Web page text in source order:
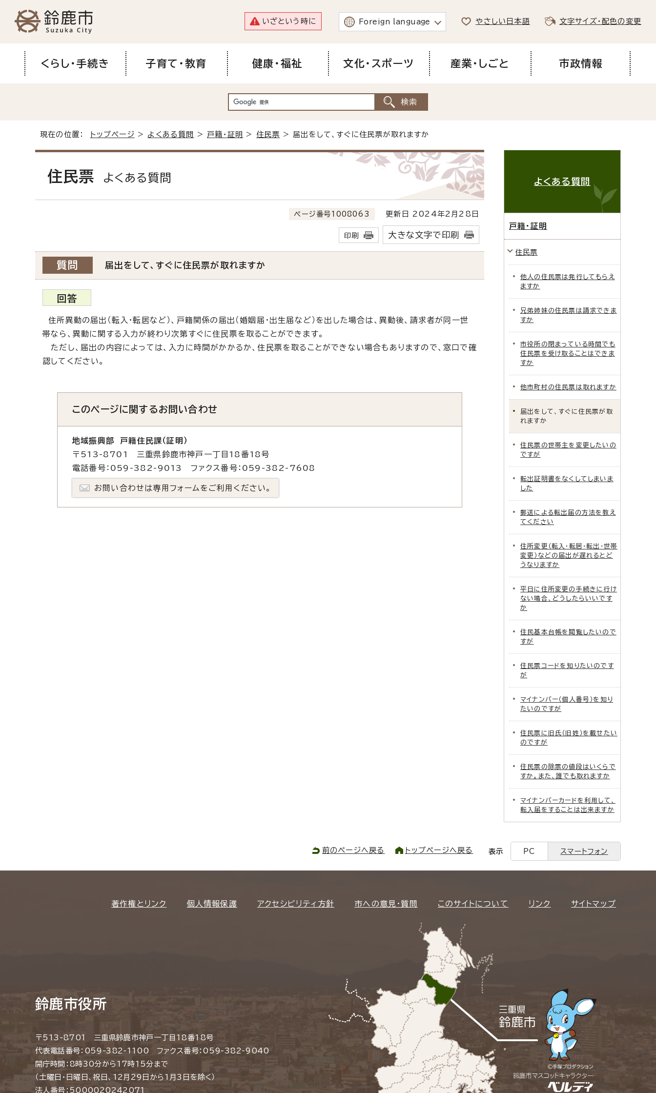
いざという時に Foreign language やさしい日本語 文字サイズ・配色の変更
くらし・手続き 子育て・教育 健康・福祉 文化・スポーツ 産業・しごと 市政情報
現在の位置： トップページ > よくある質問 > 戸籍・証明 > 住民票 > 届出をして、すぐに住民票が取れますか
住民票 よくある質問
ページ番号1008063 更新日 2024年2月28日
印刷 大きな文字で印刷
質問 届出をして、すぐに住民票が取れますか
回答
住所異動の届出（転入・転居など）、戸籍関係の届出（婚姻届・出生届など）を出した場合は、異動後、請求者が同一世
帯なら、異動に関する入力が終わり次第すぐに住民票を取ることができます。
ただし、届出の内容によっては、入力に時間がかかるか、住民票を取ることができない場合もありますので、窓口で確
認してください。
このページに関するお問い合わせ
地域振興部 戸籍住民課（証明）
〒513-8701 三重県鈴鹿市神戸一丁目18番18号
電話番号：059-382-9013 ファクス番号：059-382-7608
お問い合わせは専用フォームをご利用ください。
よくある質問
戸籍・証明
住民票
他人の住民票は発行してもらえ
ますか
兄弟姉妹の住民票は請求できま
すか
市役所の閉まっている時間でも
住民票を受け取ることはできま
すか
他市町村の住民票は取れますか
届出をして、すぐに住民票が取
れますか
住民票の世帯主を変更したいの
ですが
転出証明書をなくしてしまいま
した
郵送による転出届の方法を教え
てください
住所変更（転入・転居・転出・世帯
変更）などの届出が遅れるとど
うなりますか
平日に住所変更の手続きに行け
ない場合、どうしたらいいです
か
住民基本台帳を閲覧したいので
すが
住民票コードを知りたいのです
が
マイナンバー（個人番号）を知り
たいのですが
住民票に旧氏（旧姓）を載せたい
のですが
住民票の除票の値段はいくらで
すか。また、誰でも取れますか
マイナンバーカードを利用して、
転入届をすることは出来ますか
前のページへ戻る トップページへ戻る 表示 PC スマートフォン
著作権とリンク 個人情報保護 アクセシビリティ方針 市への意見・質問 このサイトについて リンク サイトマップ
鈴鹿市役所
〒513-8701 三重県鈴鹿市神戸一丁目18番18号
代表電話番号：059-382-1100 ファクス番号：059-382-9040
開庁時間：8時30分から17時15分まで
（土曜日・日曜日、祝日、12月29日から1月3日を除く）
法人番号：5000020242071